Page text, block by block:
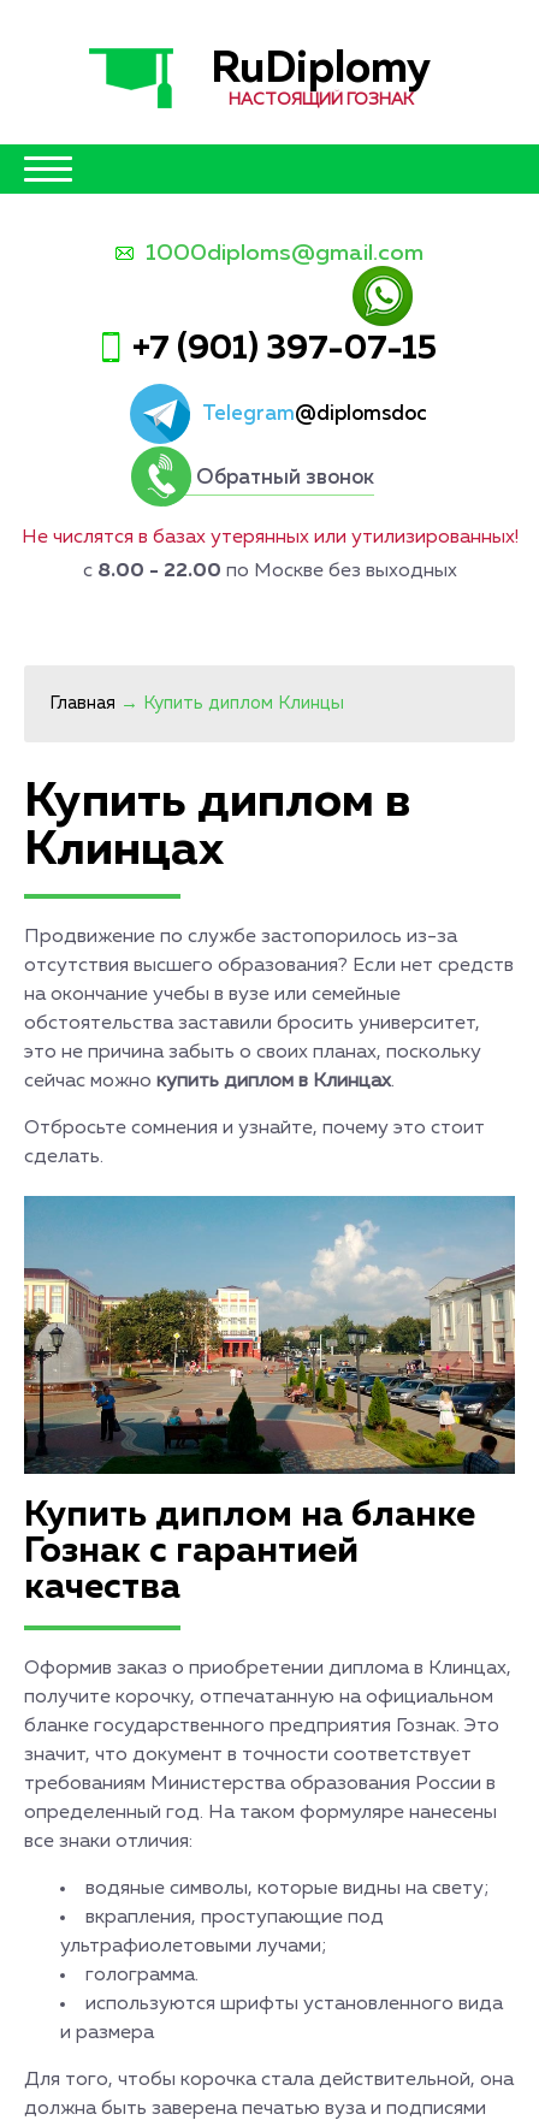
RuDiplomy
НАСТОЯЩИЙ ГОЗНАК
1000diploms@gmail.com
+7 (901) 397-07-15
Telegram@diplomsdoc
Обратный звонок
Не числятся в базах утерянных или утилизированных!
с 8.00 - 22.00 по Москве без выходных
Главная → Купить диплом Клинцы
Купить диплом в
Клинцах
Продвижение по службе застопорилось из-за
отсутствия высшего образования? Если нет средств
на окончание учебы в вузе или семейные
обстоятельства заставили бросить университет,
это не причина забыть о своих планах, поскольку
сейчас можно купить диплом в Клинцах.
Отбросьте сомнения и узнайте, почему это стоит
сделать.
Купить диплом на бланке
Гознак с гарантией
качества
Оформив заказ о приобретении диплома в Клинцах,
получите корочку, отпечатанную на официальном
бланке государственного предприятия Гознак. Это
значит, что документ в точности соответствует
требованиям Министерства образования России в
определенный год. На таком формуляре нанесены
все знаки отличия:
водяные символы, которые видны на свету;
вкрапления, проступающие под
ультрафиолетовыми лучами;
голограмма.
используются шрифты установленного вида
и размера
Для того, чтобы корочка стала действительной, она
должна быть заверена печатью вуза и подписями